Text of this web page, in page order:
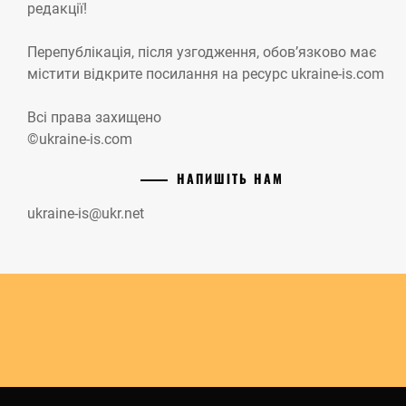
редакції!
Перепублікація, після узгодження, обов’язково має
містити відкрите посилання на ресурс ukraine-is.com
Всі права захищено
©ukraine-is.com
НАПИШІТЬ НАМ
ukraine-is@ukr.net